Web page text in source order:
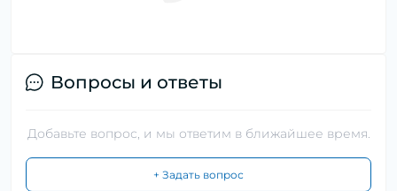
Вопросы и ответы
Добавьте вопрос, и мы ответим в ближайшее время.
+ Задать вопрос